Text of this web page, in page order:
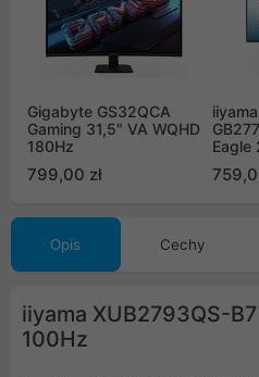
Gigabyte GS32QCA
Gaming 31,5" VA WQHD
180Hz
799,00 zł
Eagle
200Hz
Opis Cechy
iiyama XUB2793QS-
100Hz